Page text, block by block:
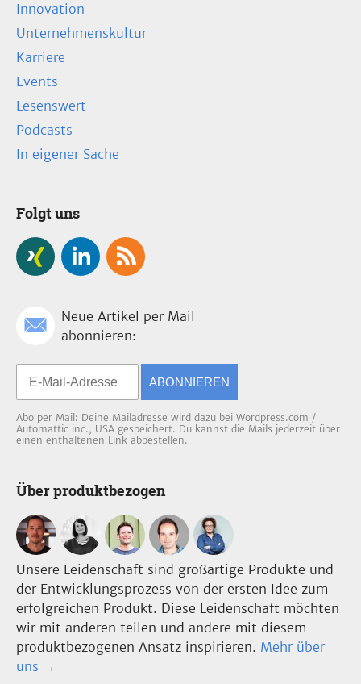
Innovation
Unternehmenskultur
Karriere
Events
Lesenswert
Podcasts
In eigener Sache
Folgt uns
Neue Artikel per Mail
abonnieren:
ABONNIEREN
Abo per Mail: Deine Mailadresse wird dazu bei Wordpress.com /
Automattic inc., USA gespeichert. Du kannst die Mails jederzeit über
einen enthaltenen Link abbestellen.
Über produktbezogen
Unsere Leidenschaft sind großartige Produkte und
der Entwicklungsprozess von der ersten Idee zum
erfolgreichen Produkt. Diese Leidenschaft möchten
wir mit anderen teilen und andere mit diesem
produktbezogenen Ansatz inspirieren. Mehr über
uns →